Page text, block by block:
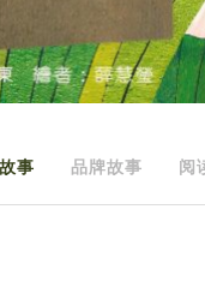
事 品牌故事 阅